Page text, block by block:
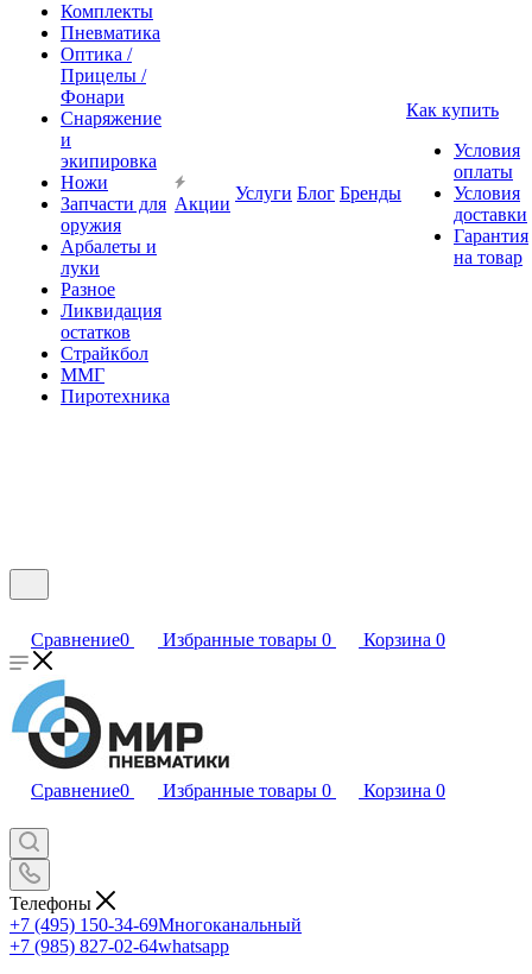
Комплекты
Пневматика
Оптика /
Прицелы /
Фонари
Снаряжение
и
экипировка
Ножи
Запчасти для
оружия
Арбалеты и
луки
Разное
Ликвидация
остатков
Страйкбол
ММГ
Пиротехника
Акции
Услуги Блог Бренды
Как купить
Условия
оплаты
Условия
доставки
Гарантия
на товар
Сравнение0 Избранные товары 0 Корзина 0
Сравнение0 Избранные товары 0 Корзина 0
Телефоны
+7 (495) 150-34-69Многоканальный
+7 (985) 827-02-64whatsapp